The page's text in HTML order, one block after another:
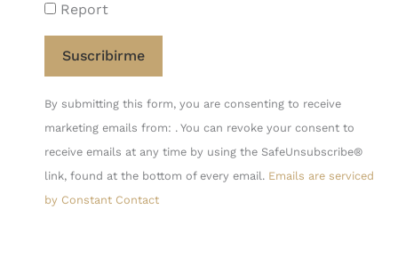
Report
Constant
Contact
Use.
Please
leave
By submitting this form, you are consenting to receive
marketing emails from: . You can revoke your consent to
receive emails at any time by using the SafeUnsubscribe®
link, found at the bottom of every email. Emails are serviced
by Constant Contact